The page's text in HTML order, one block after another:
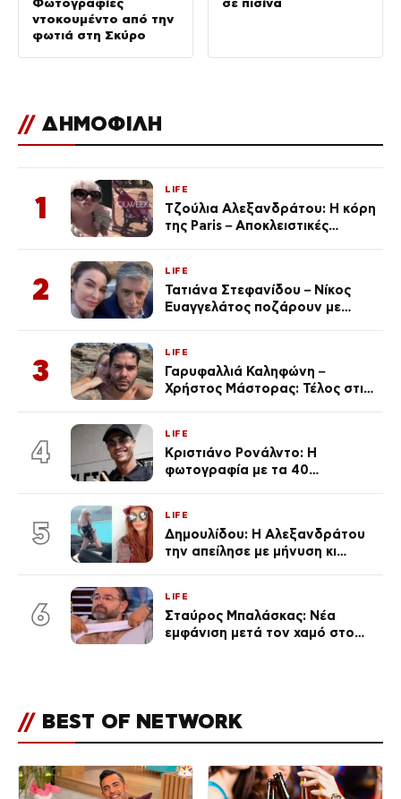
ντοκουμέντο από την
φωτιά στη Σκύρο
// ΔΗΜΟΦΙΛΗ
1
LIFE
Τζούλια Αλεξανδράτου: Η κόρη
της Paris – Αποκλειστικές
2
LIFE
Τατιάνα Στεφανίδου – Νίκος
Ευαγγελάτος ποζάρουν με
3
LIFE
Γαρυφαλλιά Καληφώνη –
Χρήστος Μάστορας: Τέλος στις
4
LIFE
Κριστιάνο Ρονάλντο: Η
φωτογραφία με τα 40
εκ. likes
5
LIFE
Δημουλίδου: Η Αλεξανδράτου
την απείλησε με μήνυση κι
ποια είσαι σοκαρίστικα»
6
LIFE
Σταύρος Μπαλάσκας: Νέα
εμφάνιση μετά τον χαμό στο
// BEST OF NETWORK